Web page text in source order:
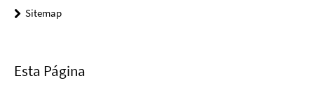
Sitemap
Esta Página